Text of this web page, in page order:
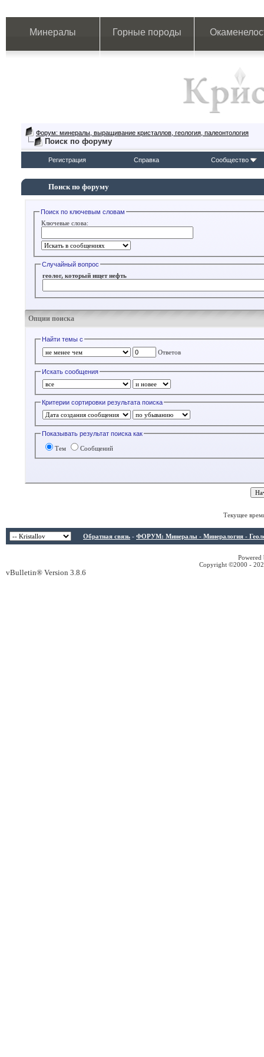
Минералы Горные породы
Форум: минералы, выращивание кристаллов, геология, палеонтология
Поиск по форуму
Регистрация Справка Сообщество
Поиск по форуму
Поиск по ключевым словам
Ключевые слова:
Случайный вопрос
геолог, который ищет нефть
Опции поиска
Найти темы с
Ответов
Искать сообщения
Критерии сортировки результата поиска
Показывать результат поиска как
Тем Сообщений
Текущее
Обратная связь - ФОРУМ: Минералы - Минералогия -
Copyright ©2000 -
vBulletin® Version 3.8.6